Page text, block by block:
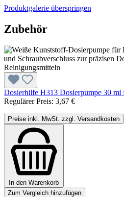
Produktgalerie überspringen
Zubehör
Dosierhilfe H313 Dosierpumpe 30
Regulärer Preis: 3,67 €
Preise inkl. MwSt. zzgl. Versandkosten
In den Warenkorb
Zum Vergleich hinzufügen